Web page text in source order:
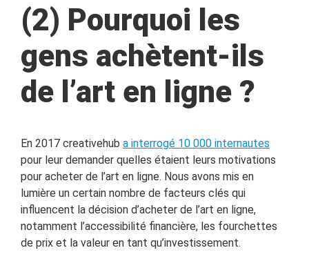
(2) Pourquoi les
gens achètent-ils
de l’art en ligne ?
En 2017 creativehub a interrogé 10 000 internautes
pour leur demander quelles étaient leurs motivations
pour acheter de l’art en ligne. Nous avons mis en
lumière un certain nombre de facteurs clés qui
influencent la décision d’acheter de l’art en ligne,
notamment l’accessibilité financière, les fourchettes
de prix et la valeur en tant qu’investissement.